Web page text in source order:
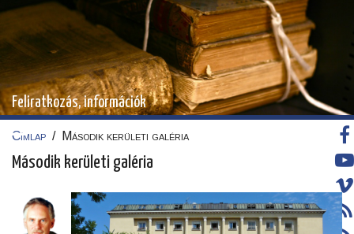
Feliratkozás, információk
Címlap / Második kerületi galéria
Második kerületi galéria